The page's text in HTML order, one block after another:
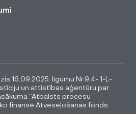
16.09.2025. līgumu Nr.9.4- 1-L-
un attīstības aģentūru par
“Atbalsts procesu
finansē Atveseļošanas fonds.